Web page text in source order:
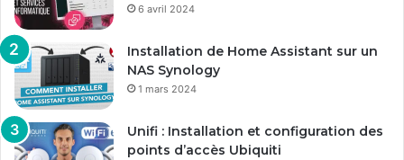
6 avril 2024
Installation de Home Assistant sur un
NAS Synology
1 mars 2024
Unifi : Installation et configuration des
points d’accès Ubiquiti